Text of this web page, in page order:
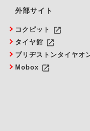
外部サイト
コクピット launch
タイヤ館 launch
ブリヂストンタイヤオ
Mobox launch